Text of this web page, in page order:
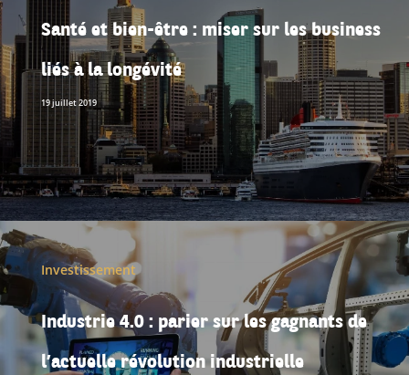
Santé et bien-être : miser sur les business
liés à la longévité
19 juillet 2019
Investissement
Industrie 4.0 : parier sur les gagnants de
l’actuelle révolution industrielle